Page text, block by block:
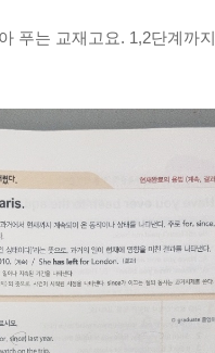
푸는 교재고요. 1,2단계까지